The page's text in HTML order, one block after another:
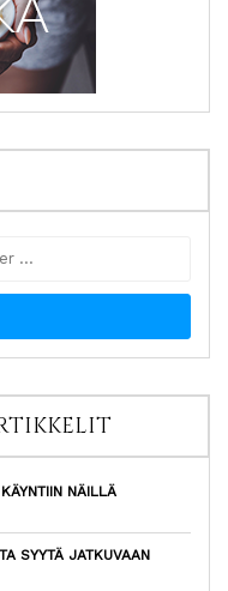
NÄILLÄ
SYYTÄ JATKUVAAN